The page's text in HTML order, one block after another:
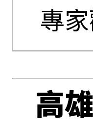
專
高